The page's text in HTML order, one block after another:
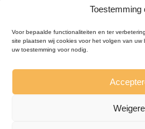
Toestemming
Voor bepaalde functionaliteiten en ter
site plaatsen wij cookies voor het volgen van
uw toestemming voor nodig.